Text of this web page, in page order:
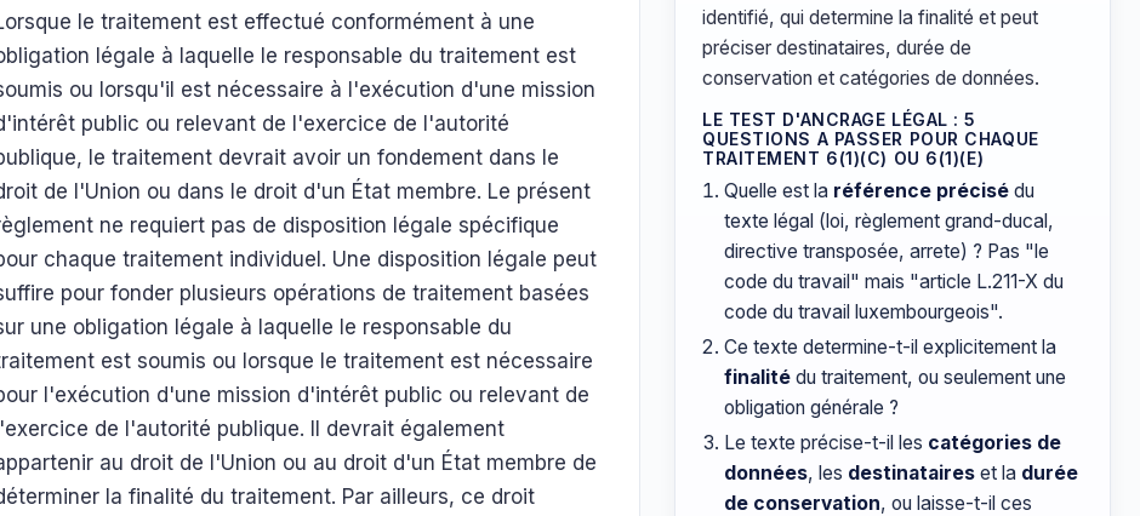
le traitement est effectué conformément à une
légale à laquelle le responsable du traitement est
ou lorsqu'il est nécessaire à l'exécution d'une mission
public ou relevant de l'exercice de l'autorité
le traitement devrait avoir un fondement dans le
de l'Union ou dans le droit d'un État membre. Le présent
ne requiert pas de disposition légale spécifique
chaque traitement individuel. Une disposition légale peut
pour fonder plusieurs opérations de traitement basées
une obligation légale à laquelle le responsable du
est soumis ou lorsque le traitement est nécessaire
l'exécution d'une mission d'intérêt public ou relevant de
l'exercice de l'autorité publique. Il devrait également
au droit de l'Union ou au droit d'un État membre de
la finalité du traitement. Par ailleurs, ce droit
identifié, qui determine la finalité et peut
préciser destinataires, durée de
conservation et catégories de données.
LE TEST D'ANCRAGE LÉGAL : 5
QUESTIONS A PASSER POUR CHAQUE
TRAITEMENT 6(1)(C) OU 6(1)(E)
Quelle est la référence précisé du
texte légal (loi, règlement grand-ducal,
directive transposée, arrete) ? Pas "le
code du travail" mais "article L.211-X du
code du travail luxembourgeois".
Ce texte determine-t-il explicitement la
finalité du traitement, ou seulement une
obligation générale ?
Le texte précise-t-il les catégories de
données, les destinataires et la durée
de conservation, ou laisse-t-il ces